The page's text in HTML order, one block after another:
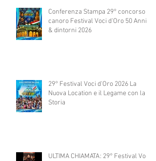
Conferenza Stampa 29° concorso
canoro Festival Voci d'Oro 50 Anni
& dintorni 2026
29° Festival Voci d'Oro 2026 La
Nuova Location e il Legame con la
Storia
ULTIMA CHIAMATA: 29° Festival Voci